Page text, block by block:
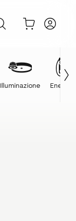
Illuminazione Energia